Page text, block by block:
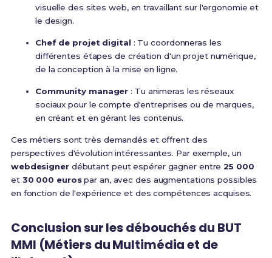
visuelle des sites web, en travaillant sur l'ergonomie et
le design.
Chef de projet digital: Tu coordonneras les
différentes étapes de création d'un projet numérique,
de la conception à la mise en ligne.
Community manager : Tu animeras les réseaux
sociaux pour le compte d'entreprises ou de marques,
en créant et en gérant les contenus.
Ces métiers sont très demandés et offrent des
perspectives d'évolution intéressantes. Par exemple, un
webdesignerdébutant peut espérer gagner entre25 000
et 30 000 eurospar an, avec des augmentations possibles
en fonction de l'expérience et des compétences acquises.
Conclusion sur les débouchés du BUT
MMI (Métiers du Multimédia et de